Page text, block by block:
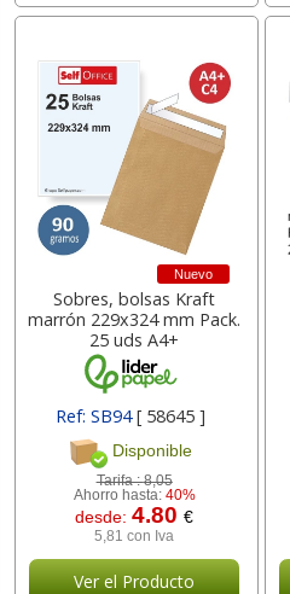
Nuevo
Sobres, bolsas Kraft
marrón 229x324 mm Pack.
25 uds A4+
Ref: SB94[ 58645 ]
Disponible
Tarifa :8,05
Ahorro hasta: 40%
desde:4.80€
5,81 con Iva
Ver el Producto